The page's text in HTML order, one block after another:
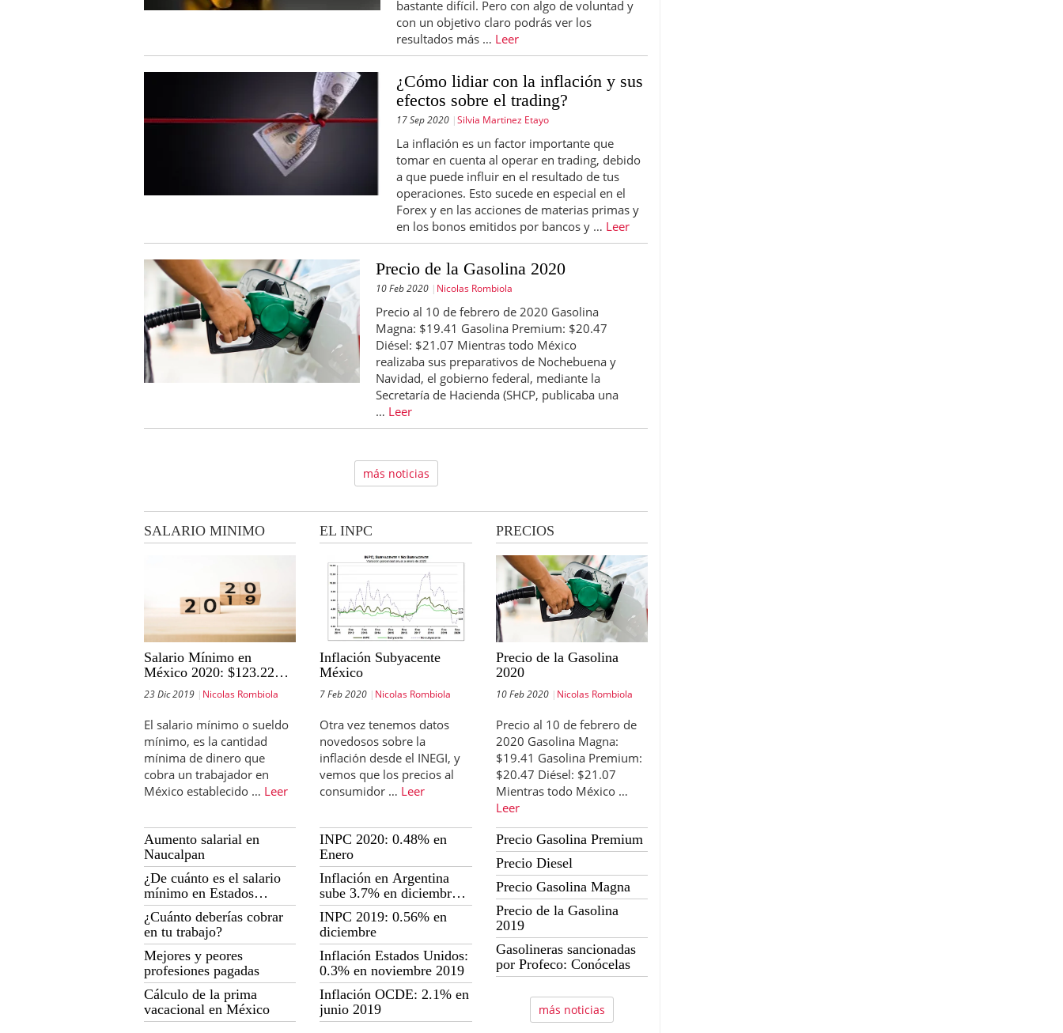
bastante difícil. Pero con algo de voluntad y
con un objetivo claro podrás ver los
resultados más … Leer
¿Cómo lidiar con la inflación y sus
efectos sobre el trading?
17 Sep 2020 Silvia Martinez Etayo
La inflación es un factor importante que
tomar en cuenta al operar en trading, debido
a que puede influir en el resultado de tus
operaciones. Esto sucede en especial en el
Forex y en las acciones de materias primas y
en los bonos emitidos por bancos y … Leer
Precio de la Gasolina 2020
10 Feb 2020 Nicolas Rombiola
Precio al 10 de febrero de 2020 Gasolina
Magna: $19.41 Gasolina Premium: $20.47
Diésel: $21.07 Mientras todo México
realizaba sus preparativos de Nochebuena y
Navidad, el gobierno federal, mediante la
Secretaría de Hacienda (SHCP, publicaba una
… Leer
más noticias
SALARIO MINIMO
Salario Mínimo en
México 2020: $123.22
diarios
23 Dic 2019 Nicolas Rombiola
El salario mínimo o sueldo
mínimo, es la cantidad
mínima de dinero que
cobra un trabajador en
México establecido … Leer
Aumento salarial en
Naucalpan
¿De cuánto es el salario
mínimo en Estados
Unidos?
¿Cuánto deberías cobrar
en tu trabajo?
Mejores y peores
profesiones pagadas
Cálculo de la prima
vacacional en México
EL INPC
Inflación Subyacente
México
7 Feb 2020 Nicolas Rombiola
Otra vez tenemos datos
novedosos sobre la
inflación desde el INEGI, y
vemos que los precios al
consumidor … Leer
INPC 2020: 0.48% en
Enero
Inflación en Argentina
sube 3.7% en diciembre
2019
INPC 2019: 0.56% en
diciembre
Inflación Estados Unidos:
0.3% en noviembre 2019
Inflación OCDE: 2.1% en
junio 2019
PRECIOS
Precio de la Gasolina
2020
10 Feb 2020 Nicolas Rombiola
Precio al 10 de febrero de
2020 Gasolina Magna:
$19.41 Gasolina Premium:
$20.47 Diésel: $21.07
Mientras todo México …
Leer
Precio Gasolina Premium
Precio Diesel
Precio Gasolina Magna
Precio de la Gasolina
2019
Gasolineras sancionadas
por Profeco: Conócelas
más noticias